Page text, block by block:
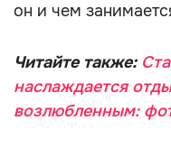
он и чем
Читайте также:
наслаждается
возлюбленным: